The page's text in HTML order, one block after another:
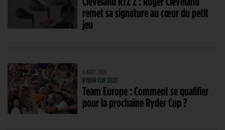
remet sa signature au cœur du petit
jeu
4 AOÛT. 2026
RYDER CUP 2027
Team Europe : Comment se qualifier
pour la prochaine Ryder Cup ?